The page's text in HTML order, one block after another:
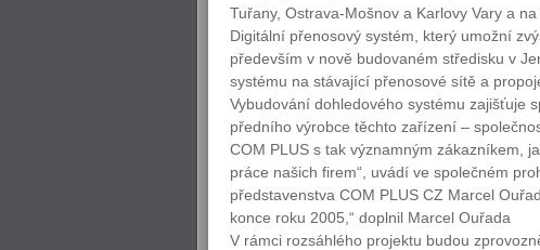
Tuřany, Ostrava-Mošnov a Karlovy Vary a na
Digitální přenosový systém, který umožní
především v nově budovaném středisku v
systému na stávající přenosové sítě a
Vybudování dohledového systému zajišťuje
předního výrobce těchto zařízení –
COM PLUS s tak významným zákazníkem,
práce našich firem“, uvádí ve společném
představenstva COM PLUS CZ Marcel
konce roku 2005,“ doplnil Marcel Ouřada
V rámci rozsáhlého projektu budou